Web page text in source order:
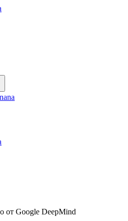
от Google DeepMind